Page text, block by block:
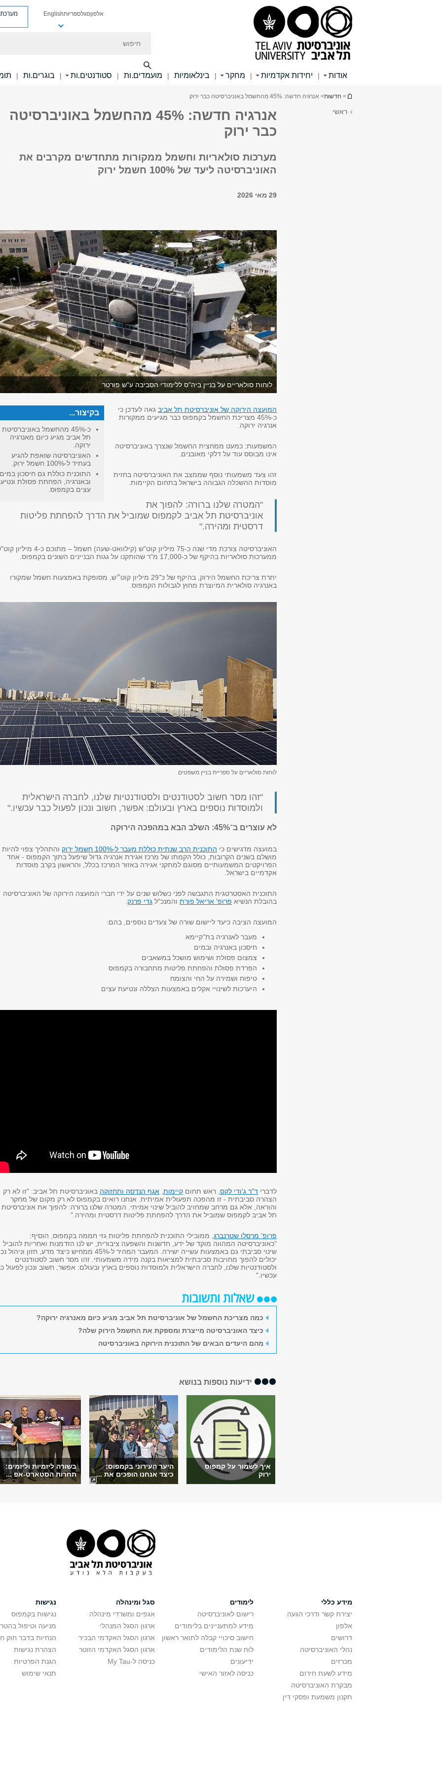
אלפוןסגלספריותEnglish מערכת
אודות | יחידות אקדמיות | מחקר | בינלאומיות | מועמדים.ות | סטודנטים.ות | בוגרים.ות |
הינך נמצא כאן
> חדשות> אנרגיה חדשה: 45% מהחשמל באוניברסיטה כבר ירוק
ראשי
אנרגיה חדשה: 45% מהחשמל באוניברסיטה
כבר ירוק
מערכות סולאריות וחשמל ממקורות מתחדשים מקרבים את
האוניברסיטה ליעד של 100% חשמל ירוק
29 מאי 2026
לוחות סולאריים על בניין ביה"ס ללימודי הסביבה ע"ש פורטר
בקיצור...
כ-45% מהחשמל באוניברסיטת
תל אביב מגיע כיום מאנרגיה
ירוקה.
האוניברסיטה שואפת להגיע
בעתיד ל-100% חשמל ירוק.
התוכנית כוללת גם חיסכון במים
ובאנרגיה, הפחתת פסולת
עצים בקמפוס.
המועצה הירוקה של אוניברסיטת תל אביב גאה לעדכן כי
כ-45% מצריכת החשמל בקמפוס כבר מגיעים ממקורות
אנרגיה ירוקה.
המשמעות: כמעט ממחצית החשמל שנצרך באוניברסיטה
אינו מבוסס עוד על דלקי מאובנים.
זהו צעד משמעותי נוסף שממצב את האוניברסיטה בחזית
מוסדות ההשכלה הגבוהה בישראל בתחום הקיימות.
"המטרה שלנו ברורה: להפוך את
אוניברסיטת תל אביב לקמפוס שמוביל את הדרך להפחתת פליטות
דרסטית ומהירה."
האוניברסיטה צורכת מדי שנה כ-75 מיליון קוט"ש (קילוואט-שעה) חשמל – מתוכם כ-4
ממערכות סולאריות בהיקף של כ-17,000 מ"ר שהותקנו על גגות הבניינים השונים בקמפוס.
יתרת צריכת החשמל הירוק, בהיקף של כ־29 מיליון קוט״ש, מסופקת באמצעות חשמל שמקורו
באנרגיה סולארית המיוצרת מחוץ לגבולות הקמפוס.
לוחות סולאריים על ספריית בניין משפטים
"זהו מסר חשוב לסטודנטים ולסטודנטיות שלנו, לחברה הישראלית
ולמוסדות נוספים בארץ ובעולם: אפשר, חשוב ונכון לפעול כבר עכשיו."
לא עוצרים ב־45%: השלב הבא במהפכה הירוקה
במועצה מדגישים כי התוכנית הרב שנתית כוללת מעבר ל-100% חשמל ירוק
והתהליך צפוי להיות
מושלם בשנים הקרובות, כולל הקמתו של מרכז אגירת אנרגיה גדול שיפעל בתוך הקמפוס - אחד
הפרויקטים המשמעותיים מסוגם למתקני אגירה באזור המרכז בכלל, והראשון בקרב מוסדות
אקדמיים בישראל.
התוכנית האסטרטגית התגבשה לפני כשלוש שנים על ידי חברי המועצה הירוקה של האוניברסיטה
בהובלת הנשיא פרופ' אריאל פורת והמנכ"ל גדי פרנק
המועצה הציבה כיעד ליישום שורה של צעדים נוספים, בהם:
מעבר לאנרגיה בת־קיימא
חיסכון באנרגיה ובמים
צמצום פסולת ושימוש מושכל במשאבים
הפרדת פסולת והפחתת פליטות מתחבורה בקמפוס
טיפוח ושמירה על החי והצומח
היערכות לשינויי אקלים באמצעות הצללה ונטיעת עצים
לדברי ד"ר ג'ודי לקס , ראש תחום קיימות אגף הנדסה ותחזוקה באוניברסיטת תל אביב: "זו לא רק
הצהרה סביבתית - זו מהפכה תפעולית אמיתית. אנחנו רואים בקמפוס לא רק מקום של מחקר
והוראה, אלא גם מרחב שמחויב להוביל שינוי אמיתי. המטרה שלנו ברורה: להפוך את אוניברסיטת
תל אביב לקמפוס שמוביל את הדרך להפחתת פליטות דרסטית ומהירה."
פרופ' מרסלו שטרנברג , ממובילי התוכנית להפחתת פליטות גזי חממה בקמפוס, הוסיף:
"כאוניברסיטה המהווה מוקד של ידע, חדשנות והשפעה ציבורית, יש לנו הזדמנות ואחריות להוביל
שינוי סביבתי גם באמצעות עשייה ישירה. המעבר המהיר ל-45% ממחיש כיצד מדע, חזון וניהול
יכולים להפוך מחויבות סביבתית למציאות בקנה מידה משמעותי. זהו מסר חשוב לסטודנטים
ולסטודנטיות שלנו, לחברה הישראלית ולמוסדות נוספים בארץ ובעולם: אפשר, חשוב ונכון לפעול
עכשיו."
שאלות ותשובות
כמה מצריכת החשמל של אוניברסיטת תל אביב מגיע כיום מאנרגיה ירוקה?
כיצד האוניברסיטה מייצרת ומספקת את החשמל הירוק שלה?
מהם היעדים הבאים של התוכנית הירוקה באוניברסיטה
ידיעות נוספות בנושא
איך לשמור על קמפוס
ירוק
היער העירוני בקמפוס:
כיצד אנחנו הופכים את ...
בשורה ליזמיות וליזמים:
תחרות הסטארט-אפ ...
מידע כללי
יצירת קשר ודרכי הגעה
אלפון
דרושים
נהלי האוניברסיטה
מכרזים
מידע לשעת חירום
מבקרת האוניברסיטה
תקנון משמעת ופסקי דין
לימודים
רישום לאוניברסיטה
מידע למתעניינים בלימודים
חישוב סיכויי קבלה לתואר ראשון
לוח שנת הלימודים
ידיעונים
כניסה לאזור האישי
סגל ומינהלה
אגפים ומשרדי מינהלה
ארגון הסגל המנהלי
ארגון הסגל האקדמי הבכיר
ארגון הסגל האקדמי הזוטר
כניסה ל-My Tau
נגישות
נגישות בקמפוס
מניעה וטיפול
הנחיות בדבר חוק
הצהרת נגישות
הגנת הפרטיות
תנאי שימוש